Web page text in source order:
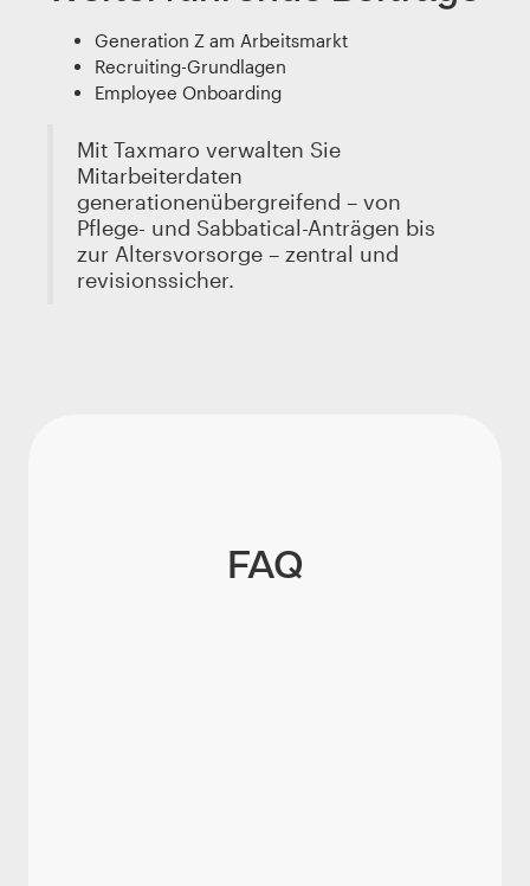
Generation Z am Arbeitsmarkt
Recruiting-Grundlagen
Employee Onboarding
Mit Taxmaro verwalten Sie
Mitarbeiterdaten
generationenübergreifend – von
Pflege- und Sabbatical-Anträgen bis
zur Altersvorsorge – zentral und
revisionssicher.
FAQ